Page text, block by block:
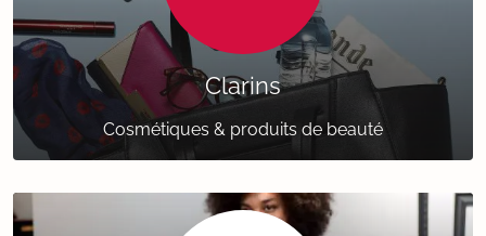
Clarins
Cosmétiques & produits de beauté